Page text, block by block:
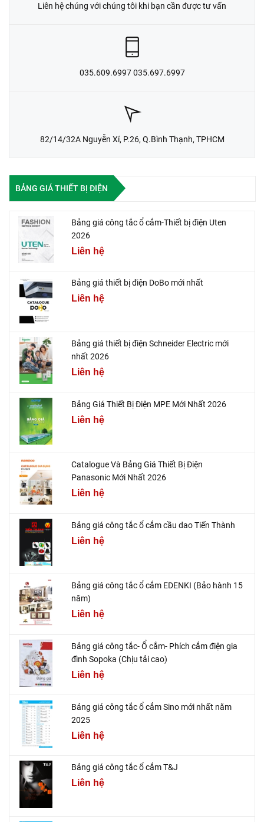
Liên hệ chúng với chúng tôi khi bạn cần được tư vấn
035.609.6997 035.697.6997
82/14/32A Nguyễn Xí, P.26, Q.Bình Thạnh, TPHCM
BẢNG GIÁ THIẾT BỊ ĐIỆN
Bảng giá công tắc ổ cắm-Thiết bị điện Uten
2026
Liên hệ
Bảng giá thiết bị điện DoBo mới nhất
Liên hệ
Bảng giá thiết bị điện Schneider Electric mới
nhất 2026
Liên hệ
Bảng Giá Thiết Bị Điện MPE Mới Nhất 2026
Liên hệ
Catalogue Và Bảng Giá Thiết Bị Điện
Panasonic Mới Nhất 2026
Liên hệ
Bảng giá công tắc ổ cắm cầu dao Tiến Thành
Liên hệ
Bảng giá công tắc ổ cắm EDENKI (Bảo hành 15
năm)
Liên hệ
Bảng giá công tắc- Ổ cắm- Phích cắm điện gia
đình Sopoka (Chịu tải cao)
Liên hệ
Bảng giá công tắc ổ cắm Sino mới nhất năm
2025
Liên hệ
Bảng giá công tắc ổ cắm T&J
Liên hệ